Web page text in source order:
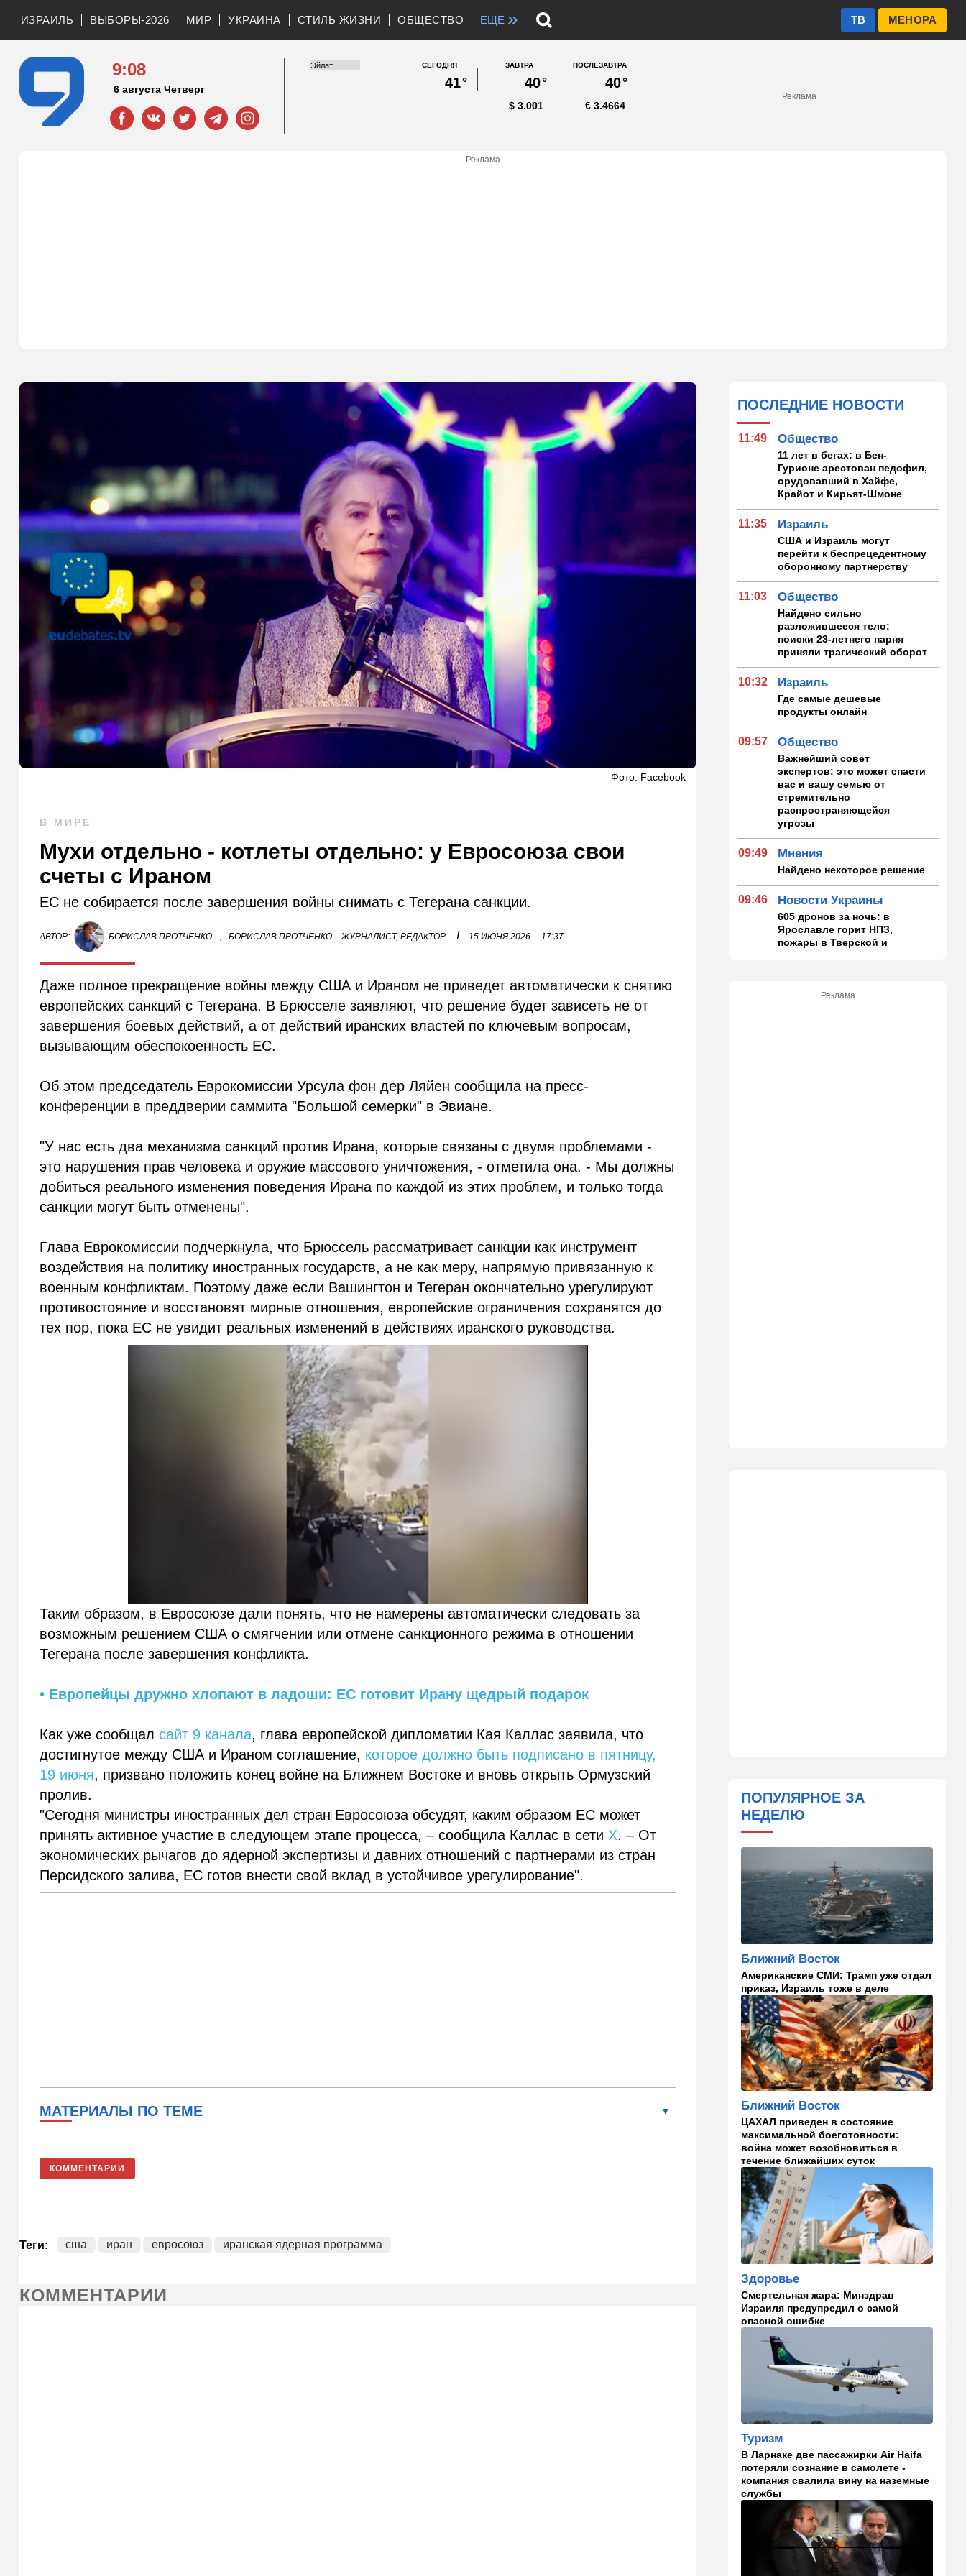
ИЗРАИЛЬ ВЫБОРЫ-2026 МИР УКРАИНА СТИЛЬ ЖИЗНИ ОБЩЕСТВО ЕЩЁ » МЕНОРА
ТВ
9:08
6 августа Четверг
СЕГОДНЯ
41°
ЗАВТРА
40°
ПОСЛЕЗАВТРА
40°
3.001
$ 3.4664
€
Реклама
Реклама
Фото: Facebook
В МИРЕ
Мухи отдельно - котлеты отдельно: у Евросоюза свои
счеты с Ираном
ЕС не собирается после завершения войны снимать с Тегерана санкции.
АВТОР: БОРИСЛАВ ПРОТЧЕНКО , БОРИСЛАВ ПРОТЧЕНКО – ЖУРНАЛИСТ, РЕДАКТОР I 15 ИЮНЯ 2026 17:37
Даже полное прекращение войны между США и Ираном не приведет автоматически к снятию
европейских санкций с Тегерана. В Брюсселе заявляют, что решение будет зависеть не от
завершения боевых действий, а от действий иранских властей по ключевым вопросам,
вызывающим обеспокоенность ЕС.
Об этом председатель Еврокомиссии Урсула фон дер Ляйен сообщила на пресс-
конференции в преддверии саммита "Большой семерки" в Эвиане.
"У нас есть два механизма санкций против Ирана, которые связаны с двумя проблемами -
это нарушения прав человека и оружие массового уничтожения, - отметила она. - Мы должны
добиться реального изменения поведения Ирана по каждой из этих проблем, и только тогда
санкции могут быть отменены".
Глава Еврокомиссии подчеркнула, что Брюссель рассматривает санкции как инструмент
воздействия на политику иностранных государств, а не как меру, напрямую привязанную к
военным конфликтам. Поэтому даже если Вашингтон и Тегеран окончательно урегулируют
противостояние и восстановят мирные отношения, европейские ограничения сохранятся до
тех пор, пока ЕС не увидит реальных изменений в действиях иранского руководства.
Таким образом, в Евросоюзе дали понять, что не намерены автоматически следовать за
возможным решением США о смягчении или отмене санкционного режима в отношении
Тегерана после завершения конфликта.
• Европейцы дружно хлопают в ладоши: ЕС готовит Ирану щедрый подарок
Как уже сообщалсайт 9 канала, глава европейской дипломатии Кая Каллас заявила, что
достигнутое между США и Ираном соглашение, которое должно быть подписано в пятницу,
19 июня, призвано положить конец войне на Ближнем Востоке и вновь открыть Ормузский
пролив.
"Сегодня министры иностранных дел стран Евросоюза обсудят, каким образом ЕС может
принять активное участие в следующем этапе процесса, – сообщила Каллас в сети Х. – От
экономических рычагов до ядерной экспертизы и давних отношений с партнерами из стран
Персидского залива, ЕС готов внести свой вклад в устойчивое урегулирование".
МАТЕРИАЛЫ ПО ТЕМЕ
КОММЕНТАРИИ
Теги: сша иран евросоюз иранская ядерная программа
КОММЕНТАРИИ
ПОСЛЕДНИЕ НОВОСТИ
11:49 Общество
11 лет в бегах: в Бен-
Гурионе арестован педофил,
орудовавший в Хайфе,
Крайот и Кирьят-Шмоне
11:35 Израиль
США и Израиль могут
перейти к беспрецедентному
оборонному партнерству
11:03 Общество
Найдено сильно
разложившееся тело:
поиски 23-летнего парня
приняли трагический оборот
10:32 Израиль
Где самые дешевые
продукты онлайн
09:57 Общество
Важнейший совет
экспертов: это может спасти
вас и вашу семью от
стремительно
распространяющейся
угрозы
09:49 Мнения
Найдено некоторое решение
09:46 Новости Украины
605 дронов за ночь: в
Ярославле горит НПЗ,
пожары в Тверской и
Курской областях
Муравейник без самцов и
страны парализована
20:54 Израиль
не понравятся в Вашингтоне
20:20 В мире
В Москве после взрыва в
ресторане Balzi Rossi тайно
похоронили генерала
Полиция открыла огонь по
палестинской машине,
которая устроила опасные
ралли возле Мицпе-Иерихо
19:25 Ближний Восток
Что ни день, то новый план
по Ормузу: раскошелиться
19:17 В мире
"Коммунист-неудачник" -
Трамп дал характеристику
антиизраильскому политику
из Мичигана
18:30 Мнения
Рекорд вопреки бойкотам
18:10 В мире
Схватилась за нож и пошла
атака в центре Лондона
17:25 Общество
"Я психиатрический" —
подозреваемый в убийстве
адвоката жалуется на
полицейских
17:18 В мире
кроме России?" Опасный
инцидент в немецком
аэропорту
16:21 Израиль
Арнона под прицелом:
требование прекратить
финансирование
уклонистов через
муниципалитеты
Реклама
ПОПУЛЯРНОЕ ЗА
НЕДЕЛЮ
Ближний Восток
Американские СМИ: Трамп уже отдал
приказ, Израиль тоже в деле
Ближний Восток
ЦАХАЛ приведен в состояние
максимальной боеготовности:
война может возобновиться в
течение ближайших суток
Здоровье
Смертельная жара: Минздрав
Израиля предупредил о самой
опасной ошибке
Туризм
В Ларнаке две пассажирки Air Haifa
потеряли сознание в самолете -
компания свалила вину на наземные
службы